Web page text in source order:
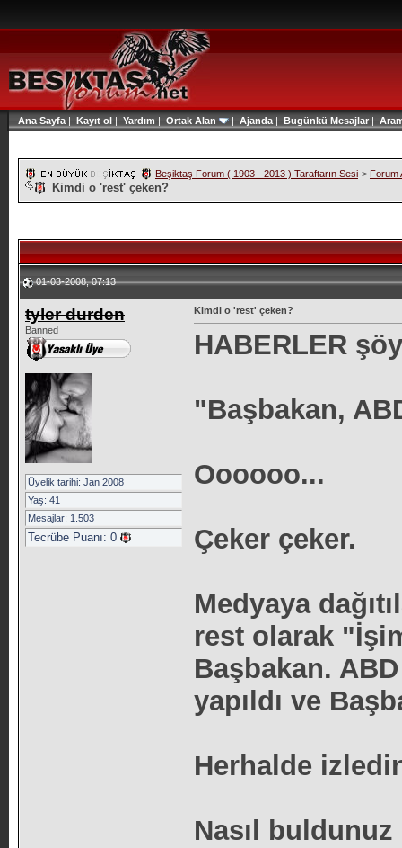
Ana Sayfa | Kayıt ol | Yardım | Ortak Alan | Ajanda | Bugünkü Mesajlar|
Beşiktaş Forum ( 1903 - 2013 ) Taraftarın Sesi > Forum
Kimdi o 'rest' çeken?
01-03-2008, 07:13
tyler durden
Banned
Üyelik tarihi: Jan 2008
Yaş: 41
Mesajlar: 1.503
Tecrübe Puanı: 0
Kimdi o 'rest' çeken?
HABERLER
"Başbakan,
Oooooo...
Çeker çeker.
Medyaya
rest olarak
Başbakan.
yapıldı ve
Herhalde
Nasıl